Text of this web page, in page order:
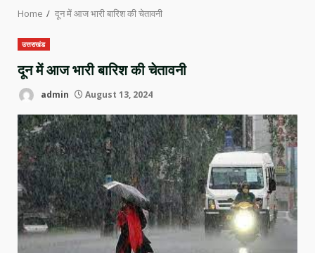
Home दून में आज भारी बारिश की चेतावनी
उत्तराखंड
दून में आज भारी बारिश की चेतावनी
admin August 13, 2024